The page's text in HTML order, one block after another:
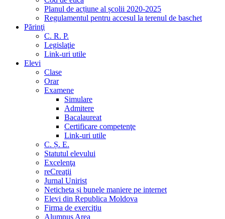
Planul de acțiune al școlii 2020-2025
Regulamentul pentru accesul la terenul de baschet
Părinţi
C. R. P.
Legislaţie
Link-uri utile
Elevi
Clase
Orar
Examene
Simulare
Admitere
Bacalaureat
Certificare competenţe
Link-uri utile
C. Ș. E.
Statutul elevului
Excelenţa
reCreaţii
Jurnal Unirist
Neticheta și bunele maniere pe internet
Elevi din Republica Moldova
Firma de exerciţiu
Alumnus Area